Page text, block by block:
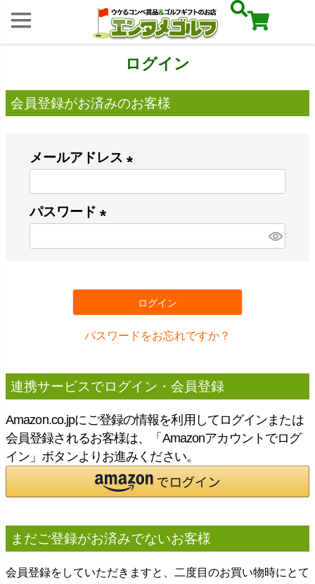
ログイン
会員登録がお済みのお客様
メールアドレス
パスワード
須
ログイン
パスワードをお忘れですか？
連携サービスでログイン・会員登録
Amazon.co.jpにご登録の情報を利用してログインまたは
会員登録されるお客様は、「Amazonアカウントでログ
イン」ボタンよりお進みください。
まだご登録がお済みでないお客様
会員登録をしていただきますと、二度目のお買い物時にとて